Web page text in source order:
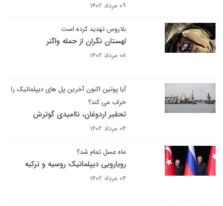
۰۹ مرداد ۱۴۰۲
بلاروس تهدید کرده است
لهستان نگران از حمله واگنر
۰۸ مرداد ۱۴۰۲
آیا پوتین اکنون آخرین پل های دیپلماتیک را
خراب می کند؟
تحقیر اردوغان، ناامیدی گوترش
۰۴ مرداد ۱۴۰۲
ماه عسل تمام شد؟
رویارویی دیپلماتیک روسیه و ترکیه
۰۴ مرداد ۱۴۰۲